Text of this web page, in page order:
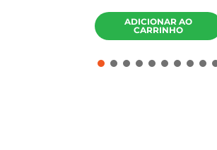
ADICIONAR AO
CARRINHO